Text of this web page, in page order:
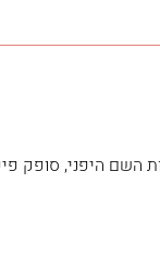
השם היפני, סופק